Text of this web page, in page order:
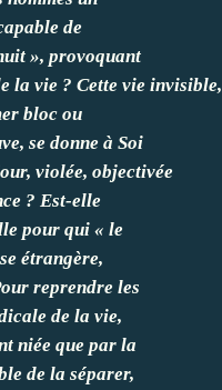
de
», provoquant
la vie ? Cette vie invisible,
bloc ou
se donne à Soi
violée, objectivée
? Est-elle
pour qui « le
étrangère,
reprendre les
de la vie,
niée que par la
de la séparer,